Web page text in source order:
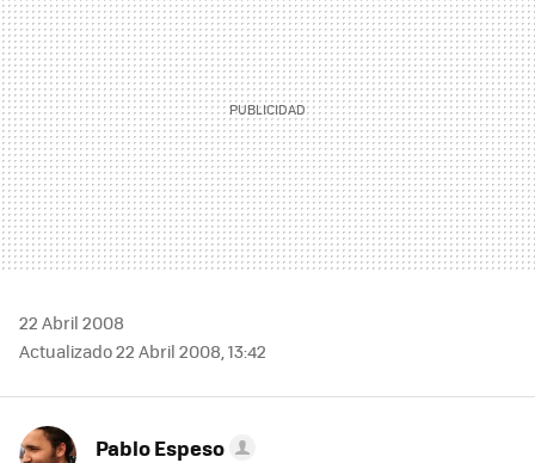
22 Abril 2008
Actualizado 22 Abril 2008, 13:42
Pablo Espeso